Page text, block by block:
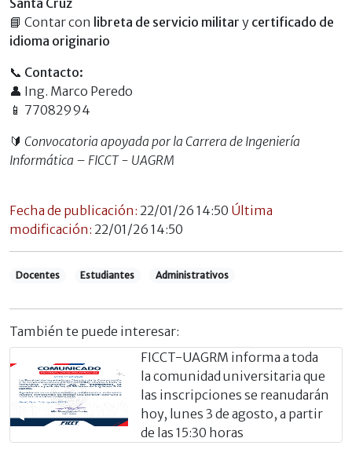
Santa Cruz
📘 Contar con libreta de servicio militar y certificado de
idioma originario
📞 Contacto:
👤 Ing. Marco Peredo
📱 77082994
🔰 Convocatoria apoyada por la Carrera de Ingeniería
Informática – FICCT - UAGRM
Fecha de publicación: 22/01/26 14:50 Última
modificación: 22/01/26 14:50
Docentes Estudiantes Administrativos
También te puede interesar:
FICCT-UAGRM informa a toda
la comunidad universitaria que
las inscripciones se reanudarán
hoy, lunes 3 de agosto, a partir
de las 15:30 horas